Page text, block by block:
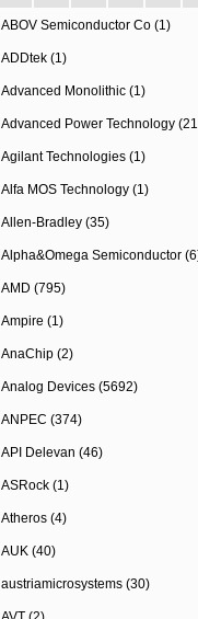
ABOV Semiconductor Co (1)
ADDtek (1)
Advanced Monolithic (1)
Advanced Power Technology
Agilant Technologies (1)
Alfa MOS Technology (1)
Allen-Bradley (35)
Alpha&Omega Semiconductor
AMD (795)
Ampire (1)
AnaChip (2)
Analog Devices (5692)
ANPEC (374)
API Delevan (46)
ASRock (1)
Atheros (4)
AUK (40)
austriamicrosystems (30)